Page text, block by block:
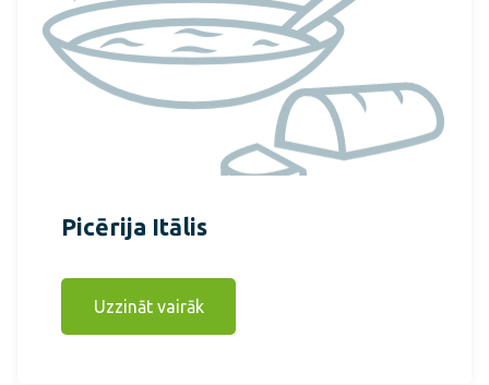
Picērija Itālis
Uzzināt vairāk